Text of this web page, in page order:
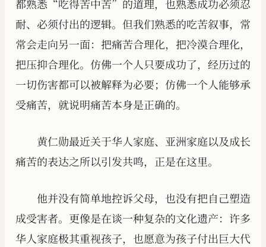
都熟悉“吃得苦中苦”的道理，也熟悉成功必须忍
耐、必须付出的逻辑。但我们熟悉的吃苦叙事，常
常会走向另一面：把痛苦合理化，把冷漠合理化，
把压抑合理化。仿佛一个人只要成功了，经历过的
一切伤害都可以被解释为必要；仿佛一个人能够承
受痛苦，就说明痛苦本身是正确的。
黄仁勋最近关于华人家庭、亚洲家庭以及成长
痛苦的表达之所以引发共鸣，正是在这里。
他并没有简单地控诉父母，也没有把自己塑造
成受害者。更像是在谈一种复杂的文化遗产：许多
华人家庭极其重视孩子，也愿意为孩子付出巨大代